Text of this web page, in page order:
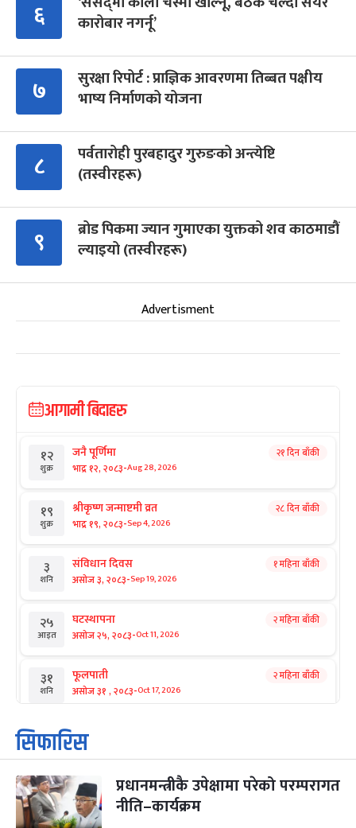
६
कारोबार नगर्नू’
७
सुरक्षा रिपोर्ट : प्राज्ञिक आवरणमा तिब्बत पक्षीय
भाष्य निर्माणको योजना
८
पर्वतारोही पुरबहादुर गुरुङको अन्त्येष्टि
(तस्वीरहरू)
९
ब्रोड पिकमा ज्यान गुमाएका युक्तको शव काठमाडौं
ल्याइयो (तस्वीरहरू)
Advertisment
आगामी बिदाहरु
१२
शुक्र
जनै पूर्णिमा
भाद्र १२, २०८३-Aug 28, 2026
२१ दिन बाँकी
१९
शुक्र
श्रीकृष्ण जन्माष्टमी व्रत
भाद्र १९, २०८३-Sep 4, 2026
२८ दिन बाँकी
३
शनि
संविधान दिवस
असोज ३, २०८३-Sep 19, 2026
१ महिना बाँकी
२५
आइत
घटस्थापना
असोज २५, २०८३-Oct 11, 2026
२ महिना बाँकी
३१
शनि
फूलपाती
असोज ३१ , २०८३-Oct 17, 2026
२ महिना बाँकी
१
आइत
कार्तिक सङ्क्रान्ति
कार्तिक १, २०८३
३
मंगल
महानवमी
कार्तिक ३, २०८३-Oct 20, 2026
२ महिना बाँकी
सिफारिस
प्रधानमन्त्रीकै उपेक्षामा परेको परम्परागत
नीति–कार्यक्रम